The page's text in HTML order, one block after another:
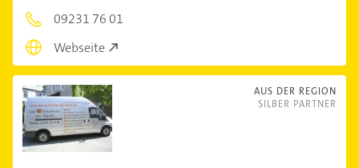
09231 76 01
Webseite
AUS DER REGION
SILBER PARTNER